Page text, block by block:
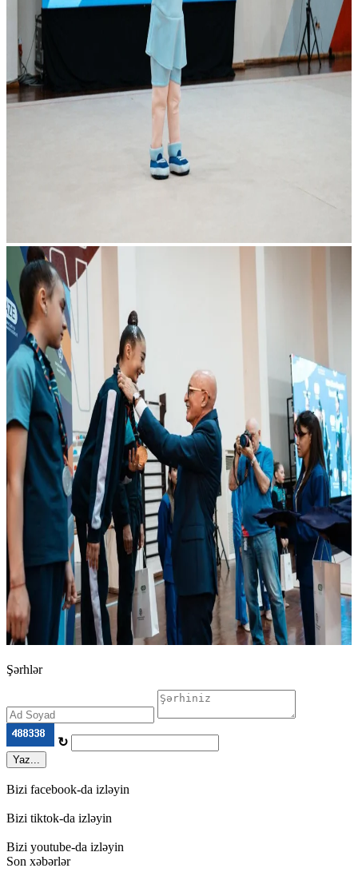
Şərhlər
↻
Yaz...
Bizi facebook-da izləyin
Bizi tiktok-da izləyin
Bizi youtube-da izləyin
Son xəbərlər